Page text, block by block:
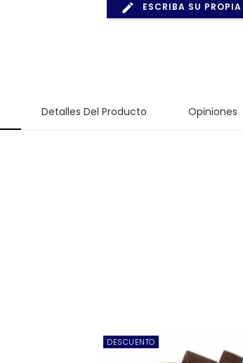
ESCRIBA SU PROPIA
Detalles Del Producto Opiniones
DESCUENTO